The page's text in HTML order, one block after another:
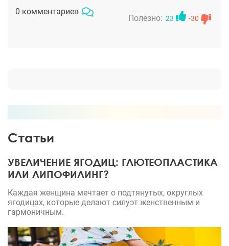
Операция длилась около часа двадцати.
Реабилитация прошла без трудностей. Спустя 3
0 комментариев
Полезно: 23 -30
Статьи
УВЕЛИЧЕНИЕ ЯГОДИЦ: ГЛЮТЕОПЛАСТИКА
ИЛИ ЛИПОФИЛИНГ?
Каждая женщина мечтает о подтянутых, округлых
ягодицах, которые делают силуэт женственным и
гармоничным.